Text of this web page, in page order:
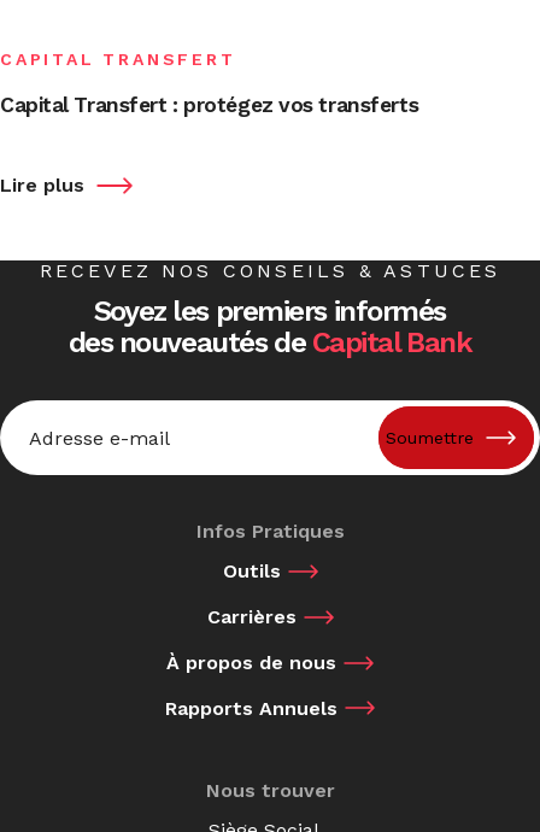
CAPITAL TRANSFERT
Capital Transfert : protégez vos transferts
Lire plus
RECEVEZ NOS CONSEILS & ASTUCES
Soyez les premiers informés
des nouveautés de Capital Bank
Infos Pratiques
Outils
Carrières
À propos de nous
Rapports Annuels
Nous trouver